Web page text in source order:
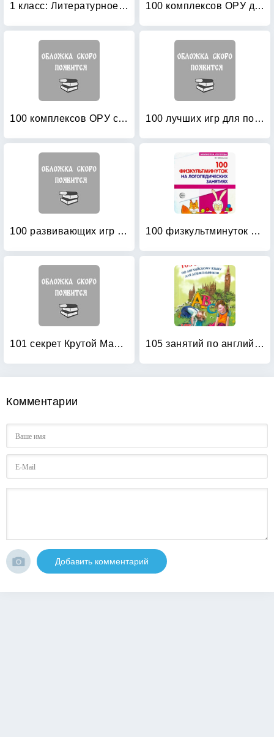
1 класс: Литературное чтение. Методические рекомендации. ФГОС 100 комплексов ОРУ для младших дошкольников с использованием стандартного и нестандартного оборудования
100 комплексов ОРУ с использованием стандартного и нестандартного оборудования 100 лучших игр для подготовки к школе
100 развивающих игр и упражнений от рождения до года 100 физкультминуток на логопедических занятиях
101 секрет Крутой Мамочки 105 занятий по английскому языку для дошкольников: Пособие для воспитателей детского сада, учителей английского языка и родителей
Комментарии